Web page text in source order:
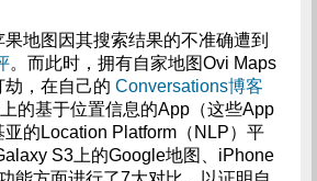
地图因其搜索结果的不准确遭到
。而此时，拥有自家地图Ovi Maps
劫，在自己的 Conversations博客
上的基于位置信息的App（这些App
亚的Location Platform（NLP）平
S3上的Google地图、iPhone